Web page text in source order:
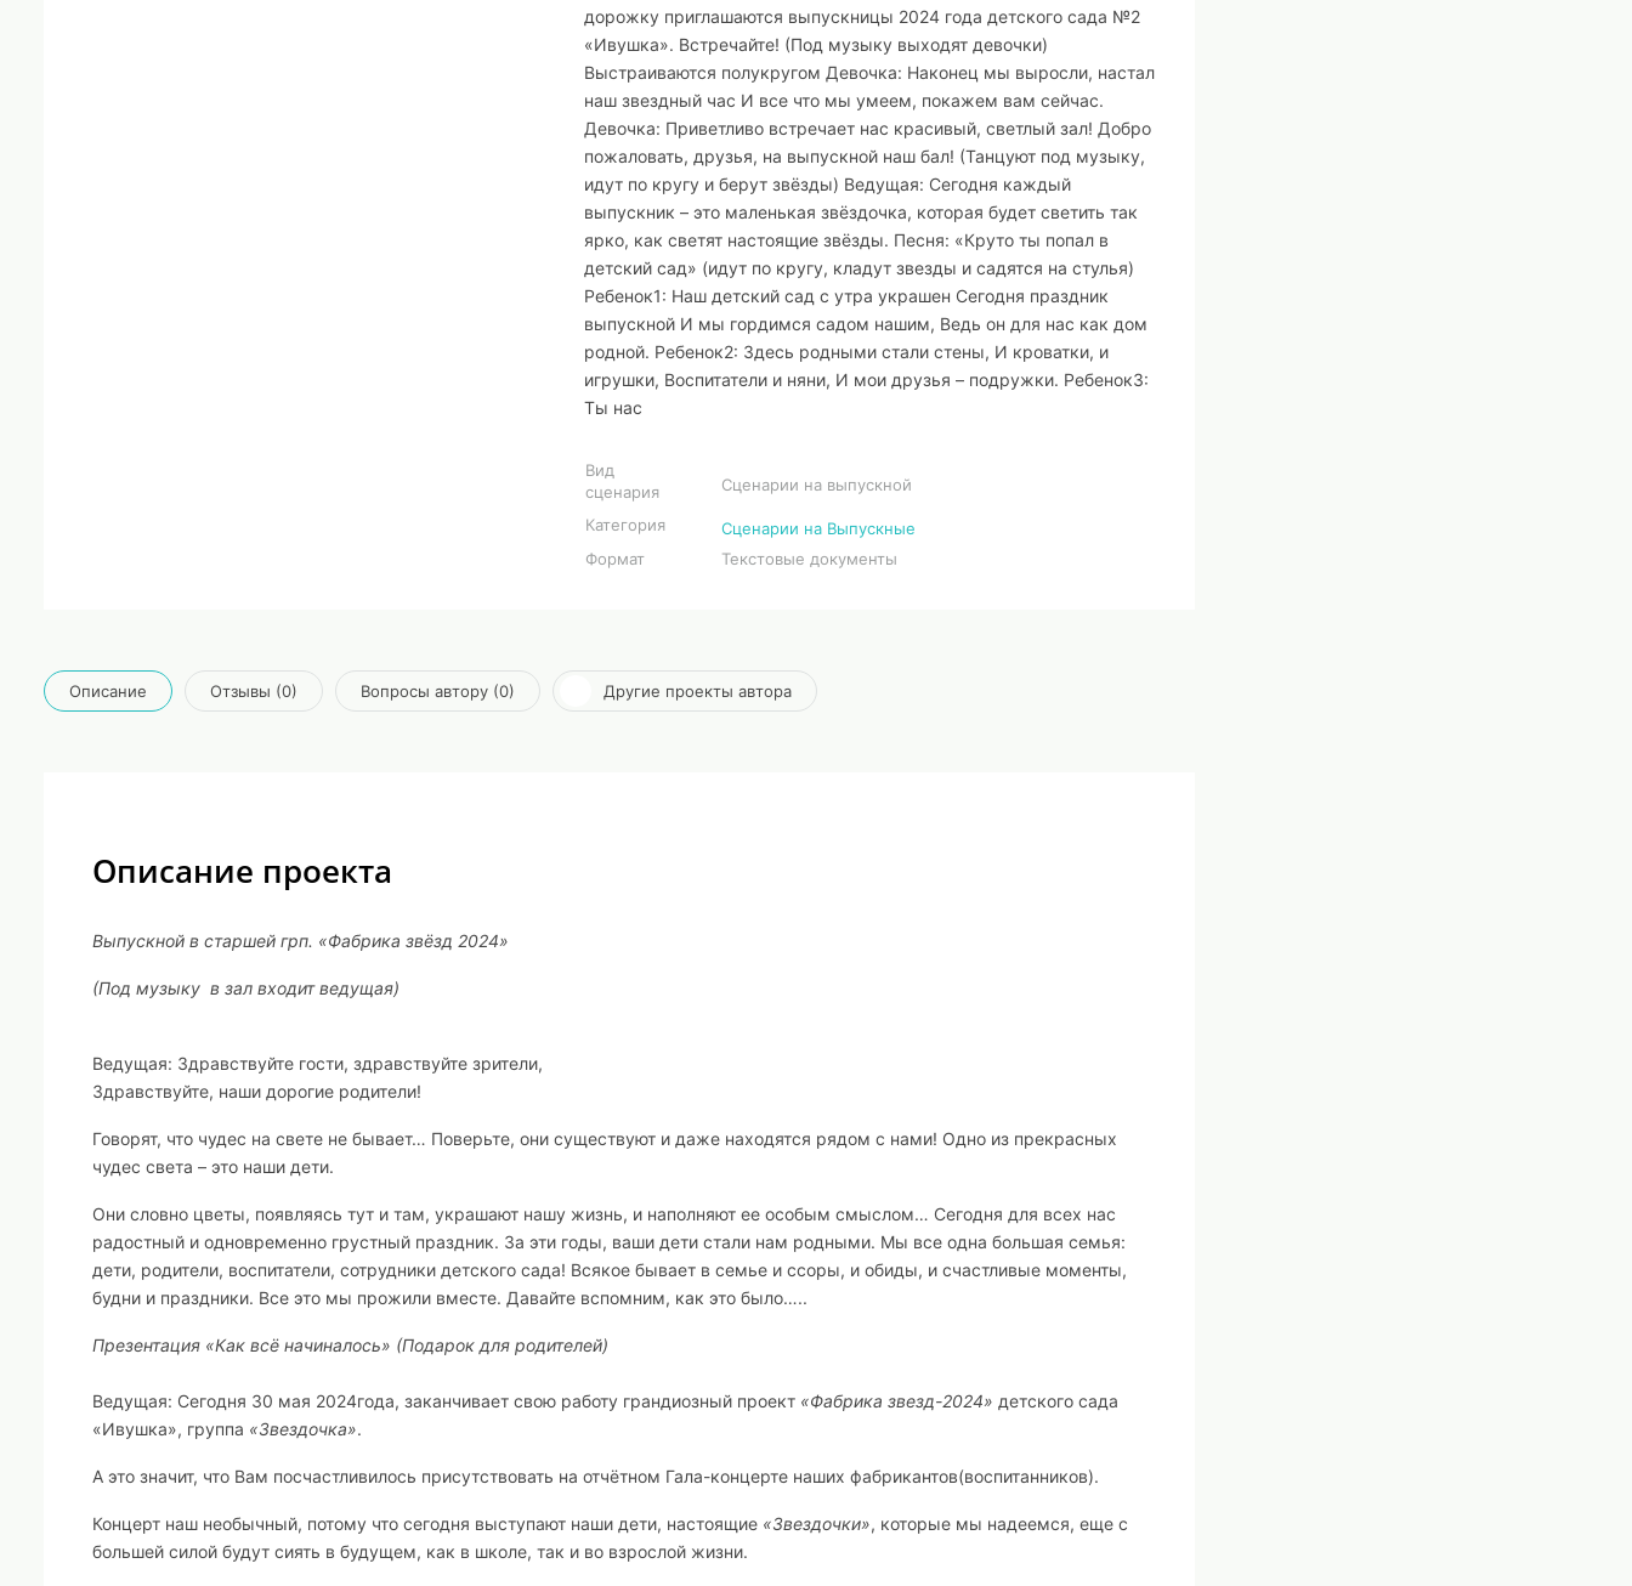
дорожку приглашаются выпускницы 2024 года детского сада №2
«Ивушка». Встречайте! (Под музыку выходят девочки)
Выстраиваются полукругом Девочка: Наконец мы выросли, настал
наш звездный час И все что мы умеем, покажем вам сейчас.
Девочка: Приветливо встречает нас красивый, светлый зал! Добро
пожаловать, друзья, на выпускной наш бал! (Танцуют под музыку,
идут по кругу и берут звёзды) Ведущая: Сегодня каждый
выпускник – это маленькая звёздочка, которая будет светить так
ярко, как светят настоящие звёзды. Песня: «Круто ты попал в
детский сад» (идут по кругу, кладут звезды и садятся на стулья)
Ребенок1: Наш детский сад с утра украшен Сегодня праздник
выпускной И мы гордимся садом нашим, Ведь он для нас как дом
родной. Ребенок2: Здесь родными стали стены, И кроватки, и
игрушки, Воспитатели и няни, И мои друзья – подружки. Ребенок3:
Ты нас
Вид
сценария
Сценарии на выпускной
Категория
Сценарии на Выпускные
Формат
Текстовые документы
Описание Отзывы (0) Вопросы автору (0) Другие проекты автора
Описание проекта
Выпускной в старшей грп. «Фабрика звёзд 2024»
(Под музыку в зал входит ведущая)
Ведущая: Здравствуйте гости, здравствуйте зрители,
Здравствуйте, наши дорогие родители!
Говорят, что чудес на свете не бывает… Поверьте, они существуют и даже находятся рядом с нами! Одно из прекрасных
чудес света – это наши дети.
Они словно цветы, появляясь тут и там, украшают нашу жизнь, и наполняют ее особым смыслом… Сегодня для всех нас
радостный и одновременно грустный праздник. За эти годы, ваши дети стали нам родными. Мы все одна большая семья:
дети, родители, воспитатели, сотрудники детского сада! Всякое бывает в семье и ссоры, и обиды, и счастливые моменты,
будни и праздники. Все это мы прожили вместе. Давайте вспомним, как это было…..
Презентация «Как всё начиналось» (Подарок для родителей)
Ведущая: Сегодня 30 мая 2024года, заканчивает свою работу грандиозный проект «Фабрика звезд-2024» детского сада
«Ивушка», группа «Звездочка».
А это значит, что Вам посчастливилось присутствовать на отчётном Гала-концерте наших фабрикантов(воспитанников).
Концерт наш необычный, потому что сегодня выступают наши дети, настоящие «Звездочки», которые мы надеемся, еще с
большей силой будут сиять в будущем, как в школе, так и во взрослой жизни.